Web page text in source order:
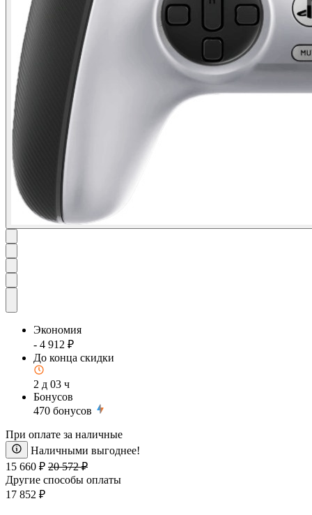
Экономия
- 4 912 ₽
До конца скидки
2 д 03 ч
Бонусов
470 бонусов
При оплате за наличные
Наличными выгоднее!
15 660 ₽ 20 572 ₽
Другие способы оплаты
17 852 ₽